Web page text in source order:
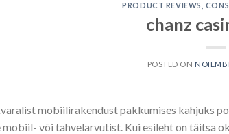
PRODUCT REVIEWS,
chanz
POSTED ON
mobiilirakendust pakkumises kahjuks
või tahvelarvutist. Kui esileht on täitsa